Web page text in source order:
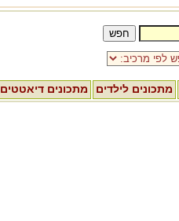
מתכונים לילדים מתכונים דיאטטים